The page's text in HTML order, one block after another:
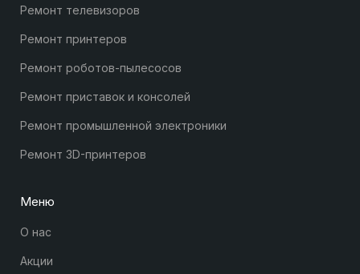
Ремонт телевизоров
Ремонт принтеров
Ремонт роботов-пылесосов
Ремонт приставок и консолей
Ремонт промышленной электроники
Ремонт 3D-принтеров
Меню
О нас
Акции